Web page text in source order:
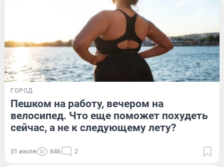
ГОРОД
Пешком на работу, вечером на
велосипед. Что еще поможет похудеть
сейчас, а не к следующему лету?
31 июля 646 2